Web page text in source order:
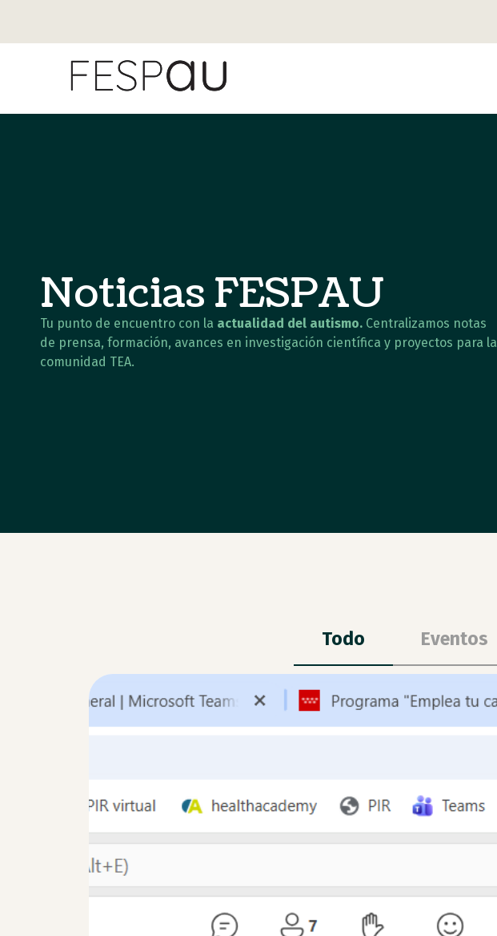
Noticias FESPAU
Tu punto de encuentro con la actualidad del autismo. Centralizamos notas
de prensa, formación, avances en investigación científica y proyectos para la
comunidad TEA.
Todo Eventos